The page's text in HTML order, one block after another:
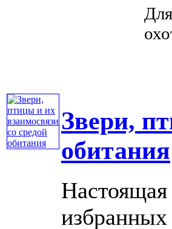
Звери,
обитания
Настоящая
избранных